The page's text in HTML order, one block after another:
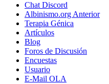
Chat Discord
Albinismo.org Anterior
Terapia Génica
Artículos
Blog
Foros de Discusión
Encuestas
Usuario
E-Mail OLA